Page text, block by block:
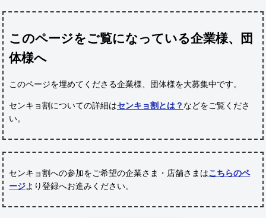
このページをご覧になっている企業様、団
体様へ
このページを埋めてくださる企業様、団体様を大募集中です。
センキョ割についての詳細はセンキョ割とは？ などをご覧くださ
い。
センキョ割への参加をご希望の企業さま・店舗さまはこちらのペ
ージより登録へお進みください。